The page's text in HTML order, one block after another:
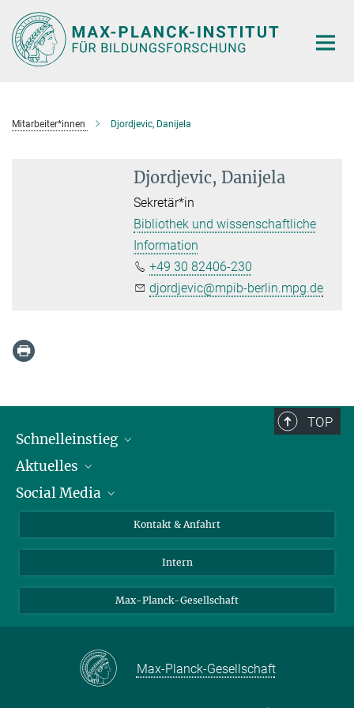
Hauptinhalt
Mitarbeiter*innen Djordjevic, Danijela
Djordjevic, Danijela
Sekretär*in
Bibliothek und wissenschaftliche
Information
+49 30 82406-230
djordjevic@mpib-berlin.mpg.de
TOP
Schnelleinstieg
Personen
Pressebereich
Aktuelles
Stellenangebote
Social Media
LinkedIn
Kontakt & Anfahrt
Intern
Max-Planck-Gesellschaft
Max-Planck-Gesellschaft